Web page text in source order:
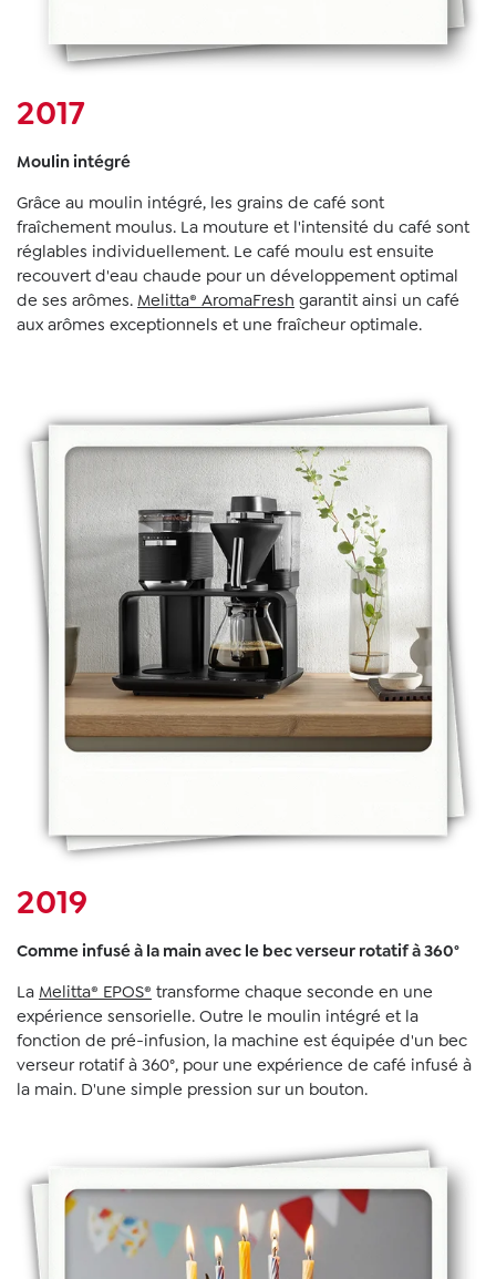
2017
Moulin intégré
Grâce au moulin intégré, les grains de café sont
fraîchement moulus. La mouture et l'intensité du café sont
réglables individuellement. Le café moulu est ensuite
recouvert d'eau chaude pour un développement optimal
de ses arômes. Melitta® AromaFresh garantit ainsi un café
aux arômes exceptionnels et une fraîcheur optimale.
2019
Comme infusé à la main avec le bec verseur rotatif à 360°
La Melitta® EPOS® transforme chaque seconde en une
expérience sensorielle. Outre le moulin intégré et la
fonction de pré-infusion, la machine est équipée d'un bec
verseur rotatif à 360°, pour une expérience de café infusé à
la main. D'une simple pression sur un bouton.